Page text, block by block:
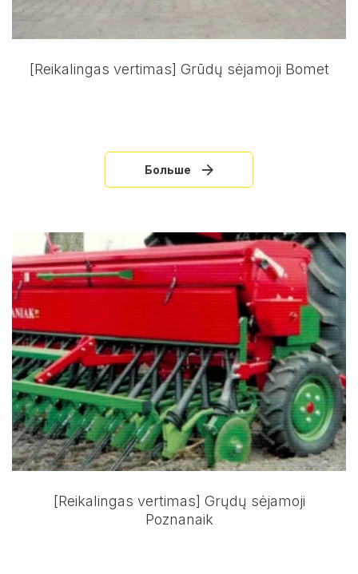
[Reikalingas vertimas] Grūdų sėjamoji Bomet
Больше
[Reikalingas vertimas] Grųdų sėjamoji
Poznanaik